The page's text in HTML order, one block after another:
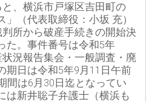
、横浜市戸塚区吉田町の
」（代表取締役：小坂 充）
所から破産手続きの開始決
た。事件番号は令和5年
状況報告集会・一般調査・廃
期日は令和5年9月11日午前
間は6月30日迄となってい
は新井聡子弁護士（横浜も